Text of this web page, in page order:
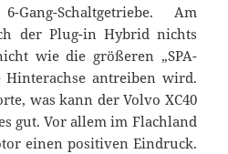
Schaltgetriebe. Am
der Plug-in Hybrid nichts
wie die größeren „SPA-
antreiben wird.
was kann der Volvo XC40
gut. Vor allem im Flachland
einen positiven Eindruck.